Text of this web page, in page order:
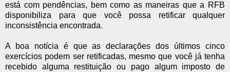
está com pendências, bem como as maneiras que a RFB
disponibiliza para que você possa retificar qualquer
inconsistência encontrada.
A boa notícia é que as declarações dos últimos cinco
exercícios podem ser retificadas, mesmo que você já tenha
recebido alguma restituição ou pago algum imposto de